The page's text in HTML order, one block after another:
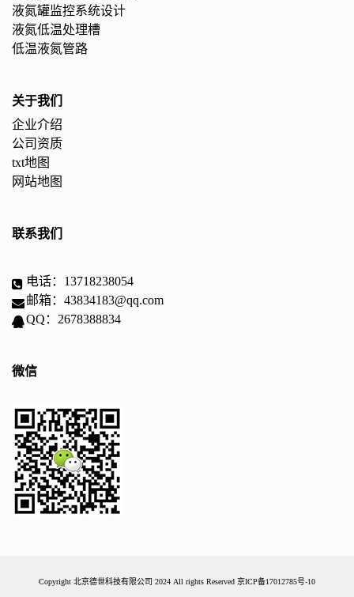
液氮罐监控系统设计
液氮低温处理槽
低温液氮管路
关于我们
企业介绍
公司资质
txt地图
网站地图
联系我们
电话：13718238054
邮箱：43834183@qq.com
QQ：2678388834
微信
Copyright 北京德世科技有限公司 2024 All rights Reserved 京ICP备17012785号-10